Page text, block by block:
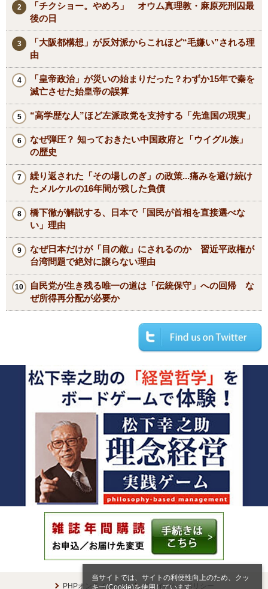
当サイトでは、サイトの利便性向上のため、クッ
キー(Cookie)を使用しています。
「チクショー。やめろ」 オウム真理教・麻原死刑囚最
後の日
「大阪都構想」が反対派からこれほど“毛嫌い”される理
由
「皇帝政治」が災いの始まりだった？わずか15年で秦を
滅亡させた始皇帝の誤算
“高学歴な人”ほど左派政党を支持する「先進国の現実」
なぜ弾圧？ 知っておきたい中国政府と「ウイグル族」
の歴史
繰り返された「その場しのぎ」の政策...痛みを避け続け
たメルケルの16年間が残した負債
橋下徹が解説する、日本で「国民が首相を直接選べな
い」理由
なぜ日本だけが「目の敵」にされるのか 習近平政権が
台湾問題で絶対に譲らない理由
自民党が生き残る唯一の道は「伝統保守」への回帰 な
ぜ所得再分配が必要か
PHPオンラインとは プライバシーポリシー